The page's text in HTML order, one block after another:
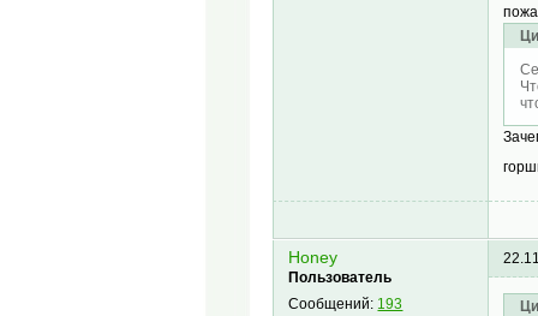
Honey
Пользователь
Сообщений: 193